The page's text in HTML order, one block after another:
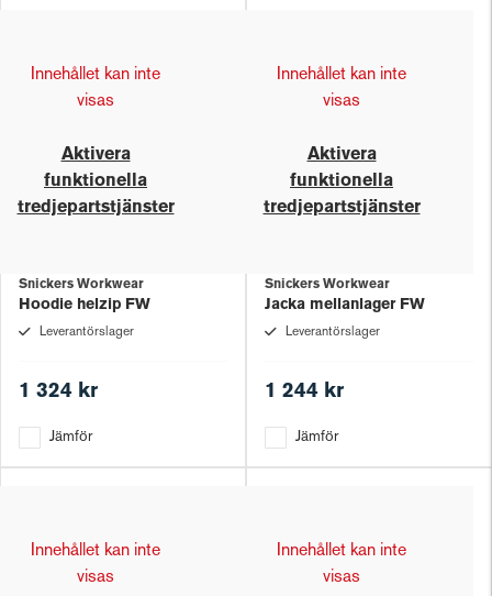
Innehållet kan inte
visas
Aktivera
funktionella
tredjepartstjänster
Snickers Workwear
Hoodie helzip FW
Leverantörslager
1 324 kr
Jämför
Innehållet kan inte
visas
Aktivera
funktionella
tredjepartstjänster
Snickers Workwear
Jacka mellanlager FW
Leverantörslager
1 244 kr
Jämför
Innehållet kan inte
visas
Innehållet kan inte
visas